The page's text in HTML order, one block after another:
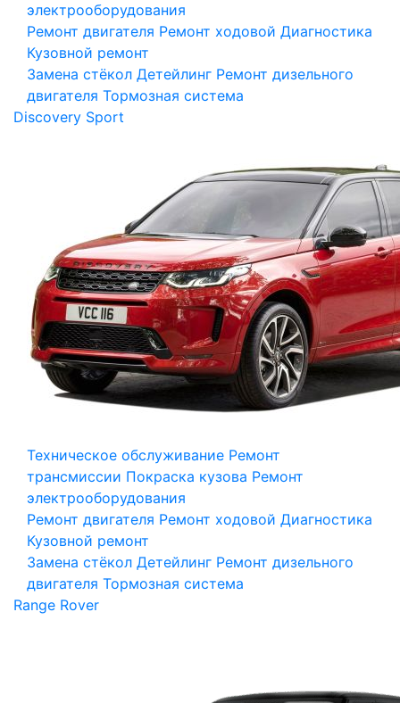
электрооборудования
Ремонт двигателя Ремонт ходовой Диагностика
Кузовной ремонт
Замена стёкол Детейлинг Ремонт дизельного
двигателя Тормозная система
Discovery Sport
Техническое обслуживание Ремонт
трансмиссии Покраска кузова Ремонт
электрооборудования
Ремонт двигателя Ремонт ходовой Диагностика
Кузовной ремонт
Замена стёкол Детейлинг Ремонт дизельного
двигателя Тормозная система
Range Rover